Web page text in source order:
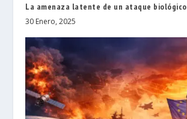
La amenaza latente de un ataque biológico
30 Enero, 2025